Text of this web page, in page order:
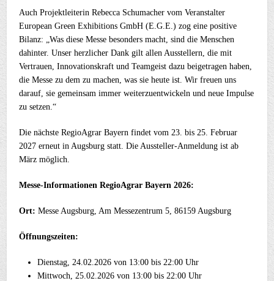
Auch Projektleiterin Rebecca Schumacher vom Veranstalter
European Green Exhibitions GmbH (E.G.E.) zog eine positive
Bilanz: „Was diese Messe besonders macht, sind die Menschen
dahinter. Unser herzlicher Dank gilt allen Ausstellern, die mit
Vertrauen, Innovationskraft und Teamgeist dazu beigetragen haben,
die Messe zu dem zu machen, was sie heute ist. Wir freuen uns
darauf, sie gemeinsam immer weiterzuentwickeln und neue Impulse
zu setzen.“
Die nächste RegioAgrar Bayern findet vom 23. bis 25. Februar
2027 erneut in Augsburg statt. Die Aussteller-Anmeldung ist ab
März möglich.
Messe-Informationen RegioAgrar Bayern 2026:
Ort: Messe Augsburg, Am Messezentrum 5, 86159 Augsburg
Öffnungszeiten:
Dienstag, 24.02.2026 von 13:00 bis 22:00 Uhr
Mittwoch, 25.02.2026 von 13:00 bis 22:00 Uhr